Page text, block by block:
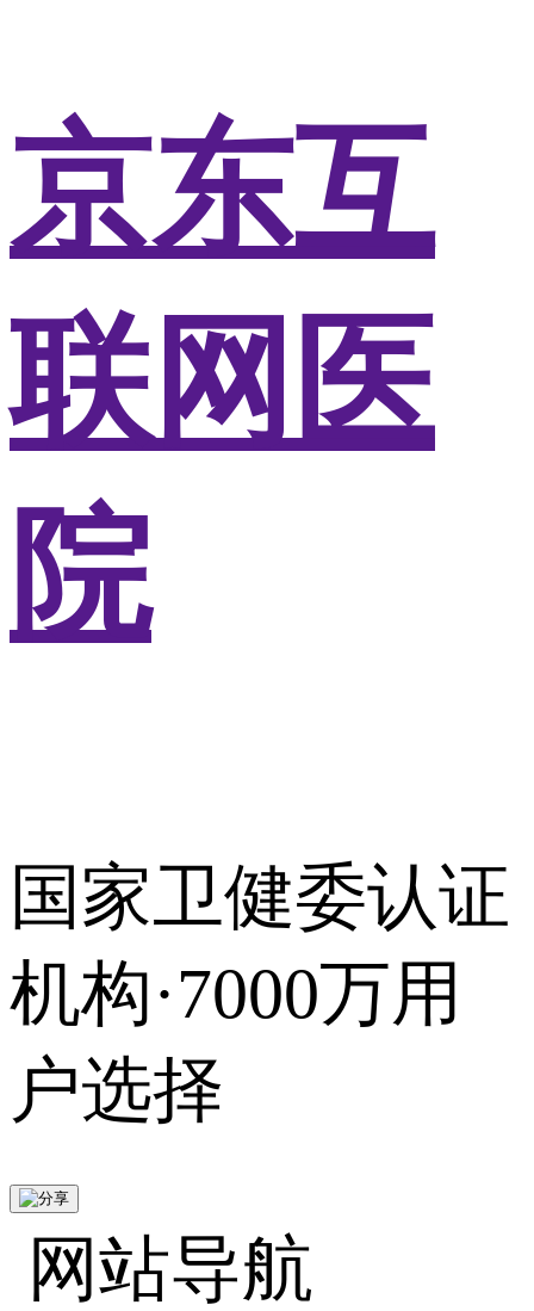
京东互
联网医
院
国家卫健委认证
机构·7000万用
户选择
网站导航